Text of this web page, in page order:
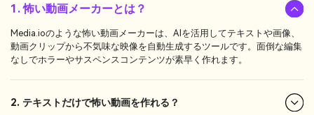
1. 怖い動画メーカーとは？
Media.ioのような怖い動画メーカーは、AIを活用してテキストや画像、
動画クリップから不気味な映像を自動生成するツールです。面倒な編集
なしでホラーやサスペンスコンテンツが素早く作れます。
2. テキストだけで怖い動画を作れる？